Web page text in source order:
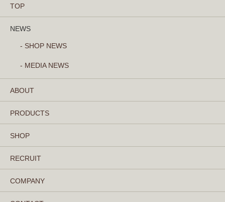
TOP
NEWS
- SHOP NEWS
- MEDIA NEWS
ABOUT
PRODUCTS
SHOP
RECRUIT
COMPANY